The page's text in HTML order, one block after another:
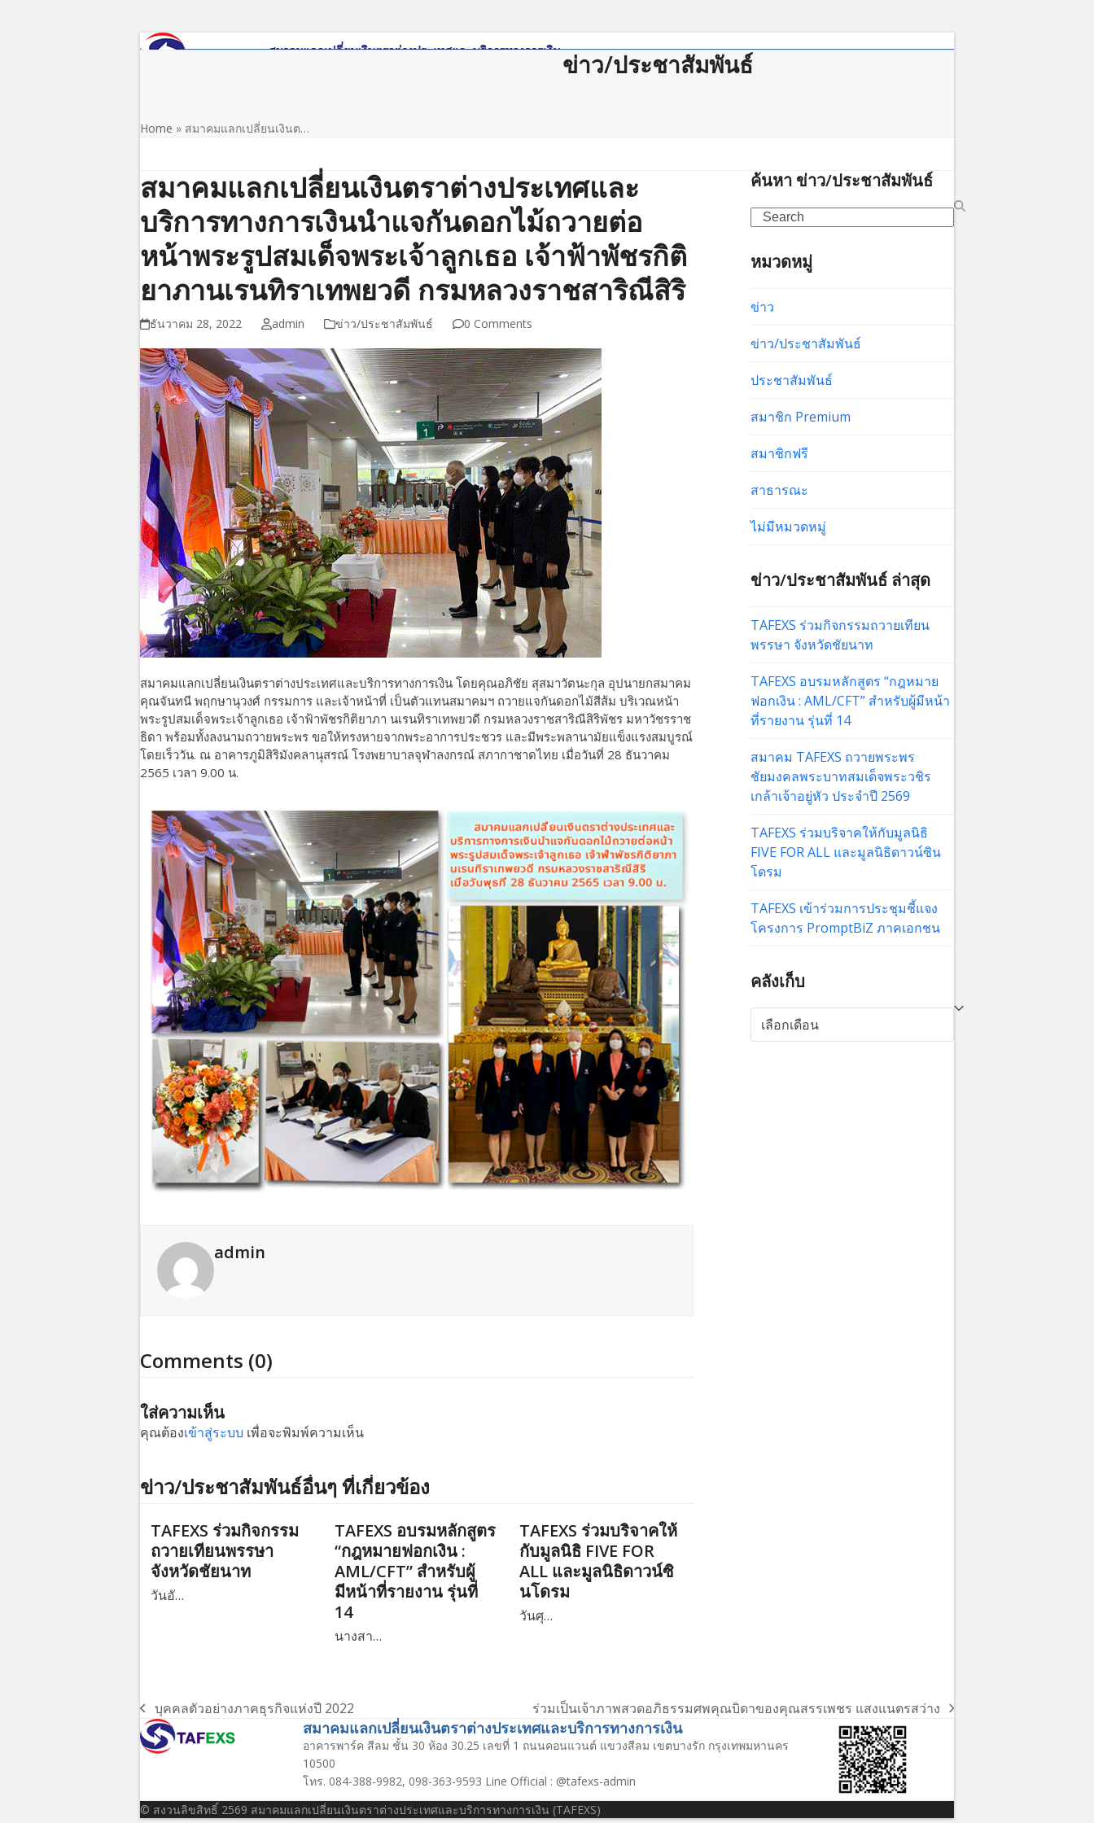
ข่าว/ประชาสัมพันธ์
Home » สมาคมแลกเปลี่ยนเงินต…
สมาคมแลกเปลี่ยนเงินตราต่างประเทศและ
บริการทางการเงินนำแจกันดอกไม้ถวายต่อ
หน้าพระรูปสมเด็จพระเจ้าลูกเธอ เจ้าฟ้าพัชรกิติ
ยาภานเรนทิราเทพยวดี กรมหลวงราชสาริณีสิริ
ธันวาคม 28, 2022 admin ข่าว/ประชาสัมพันธ์ 0 Comments
สมาคมแลกเปลี่ยนเงินตราต่างประเทศและบริการทางการเงิน โดยคุณอภิชัย สุสมาวัตนะกุล อุปนายกสมาคม
คุณจันทนี พฤกษานุวงศ์ กรรมการ และเจ้าหน้าที่ เป็นตัวแทนสมาคมฯ ถวายแจกันดอกไม้สีส้ม บริเวณหน้า
พระรูปสมเด็จพระเจ้าลูกเธอ เจ้าฟ้าพัชรกิติยาภา นเรนทิราเทพยวดี กรมหลวงราชสาริณีสิริพัชร มหาวัชรราช
ธิดา พร้อมทั้งลงนามถวายพระพร ขอให้ทรงหายจากพระอาการประชวร และมีพระพลานามัยแข็งแรงสมบูรณ์
โดยเร็ววัน. ณ อาคารภูมิสิริมังคลานุสรณ์ โรงพยาบาลจุฬาลงกรณ์ สภากาชาดไทย เมื่อวันที่ 28 ธันวาคม
2565 เวลา 9.00 น.
admin
Comments (0)
ใส่ความเห็น
คุณต้องเข้าสู่ระบบ เพื่อจะพิมพ์ความเห็น
ข่าว/ประชาสัมพันธ์อื่นๆ ที่เกี่ยวข้อง
TAFEXS ร่วมกิจกรรม
ถวายเทียนพรรษา
จังหวัดชัยนาท
วันอั…
TAFEXS อบรมหลักสูตร
“กฎหมายฟอกเงิน :
AML/CFT” สำหรับผู้
มีหน้าที่รายงาน รุ่นที่
14
นางสา…
TAFEXS ร่วมบริจาคให้
กับมูลนิธิ FIVE FOR
ALL และมูลนิธิดาวน์ซิ
นโดรม
วันศุ…
ค้นหา ข่าว/ประชาสัมพันธ์
Search
หมวดหมู่
ข่าว
ข่าว/ประชาสัมพันธ์
ประชาสัมพันธ์
สมาชิก Premium
สมาชิกฟรี
สาธารณะ
ไม่มีหมวดหมู่
ข่าว/ประชาสัมพันธ์ ล่าสุด
TAFEXS ร่วมกิจกรรมถวายเทียน
พรรษา จังหวัดชัยนาท
TAFEXS อบรมหลักสูตร “กฎหมาย
ฟอกเงิน : AML/CFT” สำหรับผู้มีหน้า
ที่รายงาน รุ่นที่ 14
สมาคม TAFEXS ถวายพระพร
ชัยมงคลพระบาทสมเด็จพระวชิร
เกล้าเจ้าอยู่หัว ประจำปี 2569
TAFEXS ร่วมบริจาคให้กับมูลนิธิ
FIVE FOR ALL และมูลนิธิดาวน์ซิน
โดรม
TAFEXS เข้าร่วมการประชุมชี้แจง
โครงการ PromptBiZ ภาคเอกชน
คลังเก็บ
คลัง
เก็บ
previous
post:
บุคคลตัวอย่างภาคธุรกิจแห่งปี 2022
next
post:
ร่วมเป็นเจ้าภาพสวดอภิธรรมศพคุณบิดาของคุณสรรเพชร แสงแนตรสว่าง
สมาคมแลกเปลี่ยนเงินตราต่างประเทศและบริการทางการเงิน
อาคารพาร์ค สีลม ชั้น 30 ห้อง 30.25 เลขที่ 1 ถนนคอนแวนต์ แขวงสีลม เขตบางรัก กรุงเทพมหานคร
10500
โทร. 084-388-9982, 098-363-9593 Line Official : @tafexs-admin
© สงวนลิขสิทธิ์ 2569 สมาคมแลกเปลี่ยนเงินตราต่างประเทศและบริการทางการเงิน (TAFEXS)